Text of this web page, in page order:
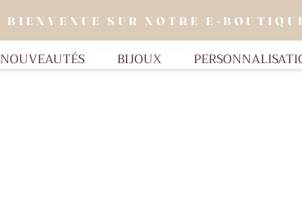
BIENVENUE SUR NOTRE E-
NOUVEAUTÉS BIJOUX